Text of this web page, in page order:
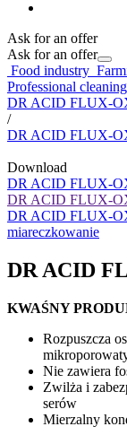
Ask for an offer
Ask for an offer
Food industry
Professional cleaning
DR ACID FLUX-
/
DR ACID FLUX-
Download
DR ACID FLUX-
DR ACID FLUX-
DR ACID FLUX-
miareczkowanie
DR ACID
KWAŚNY
Rozpuszcza
Nie zawiera
Zwilża i
serów
Mierzalny